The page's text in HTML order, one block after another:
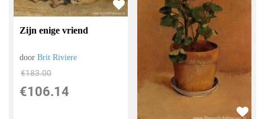
Zijn enige vriend
doorBrit Riviere
€183.00
€106.14